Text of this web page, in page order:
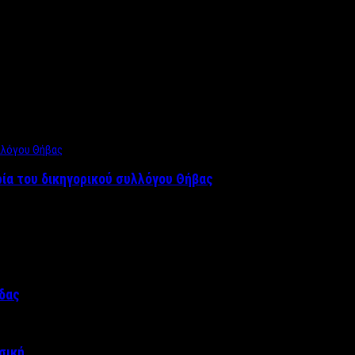
του δικηγορικού συλλόγου Θήβας